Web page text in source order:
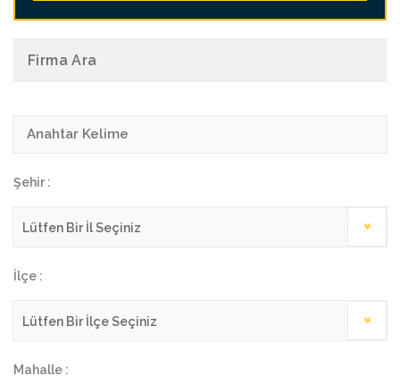
Firma Ara
Şehir :
İlçe :
Mahalle :